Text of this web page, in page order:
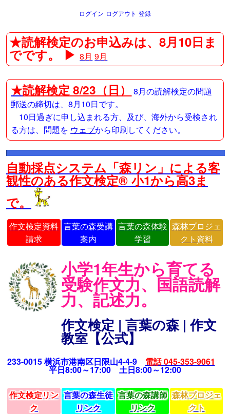
ログイン ログアウト 登録
★読解検定のお申込みは、8月10日ま
でです。 ▶8月 9月
★読解検定 8/23（日）
8月の読解検定の問題
郵送の締切は、8月10日です。
10日過ぎに申し込まれる方、及び、海外から受検され
る方は、問題を ウェブから印刷してください。
自動採点システム「森リン」による客
観性のある作文検定® 小1から高3ま
で。
作文検定資料
請求
言葉の森受講
案内
言葉の森体験
学習
森林プロジェ
クト資料
小学1年生から育てる
受験作文力、国語読解
力、記述力。
作文検定 | 言葉の森 | 作文
教室【公式】
233-0015 横浜市港南区日限山4-4-9 電話 045-353-9061
平日8:00～17:00 土日8:00～12:00
作文検定リン
ク
言葉の森生徒
リンク
言葉の森講師
リンク
森林プロジェ
クト